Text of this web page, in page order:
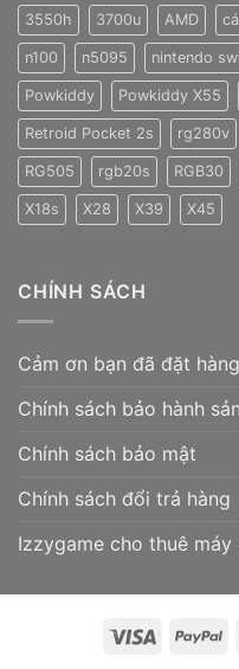
3550h 3700u AMD
n100 n5095 nintendo
Powkiddy Powkiddy X55
Retroid Pocket 2s rg280v
RG505 rgb20s RGB30
X18s X28 X39 X45
CHÍNH SÁCH
Cảm ơn bạn đã đặt hàng
Chính sách bảo hành
Chính sách bảo mật
Chính sách đổi trả hàng
Izzygame cho thuê
Visa